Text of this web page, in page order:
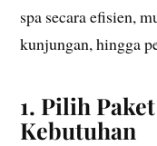
spa secara efisien,
kunjungan, hingga
1. Pilih
Kebutuhan